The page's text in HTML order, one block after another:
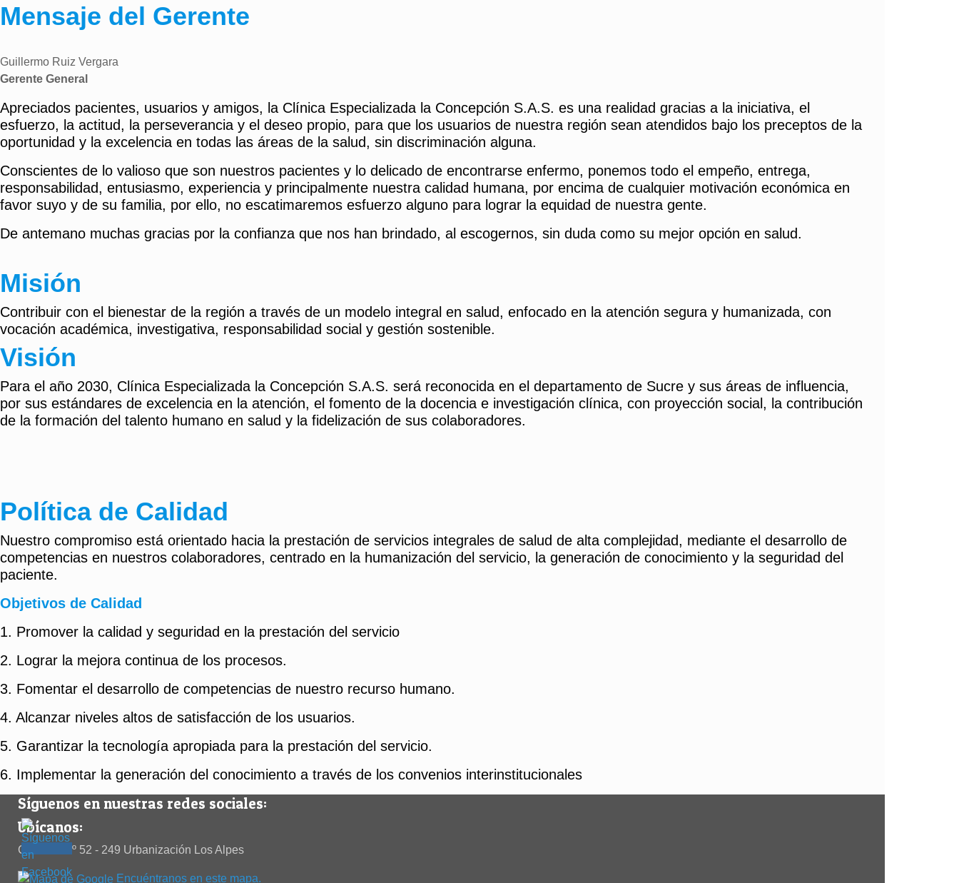
Mensaje del Gerente
Guillermo Ruiz Vergara
Gerente General
Apreciados pacientes, usuarios y amigos, la Clínica Especializada la Concepción S.A.S. es una realidad gracias a la iniciativa, el
esfuerzo, la actitud, la perseverancia y el deseo propio, para que los usuarios de nuestra región sean atendidos bajo los preceptos de la
oportunidad y la excelencia en todas las áreas de la salud, sin discriminación alguna.
Conscientes de lo valioso que son nuestros pacientes y lo delicado de encontrarse enfermo, ponemos todo el empeño, entrega,
responsabilidad, entusiasmo, experiencia y principalmente nuestra calidad humana, por encima de cualquier motivación económica en
favor suyo y de su familia, por ello, no escatimaremos esfuerzo alguno para lograr la equidad de nuestra gente.
De antemano muchas gracias por la confianza que nos han brindado, al escogernos, sin duda como su mejor opción en salud.
Misión
Contribuir con el bienestar de la región a través de un modelo integral en salud, enfocado en la atención segura y humanizada, con
vocación académica, investigativa, responsabilidad social y gestión sostenible.
Visión
Para el año 2030, Clínica Especializada la Concepción S.A.S. será reconocida en el departamento de Sucre y sus áreas de influencia,
por sus estándares de excelencia en la atención, el fomento de la docencia e investigación clínica, con proyección social, la contribución
de la formación del talento humano en salud y la fidelización de sus colaboradores.
Política de Calidad
Nuestro compromiso está orientado hacia la prestación de servicios integrales de salud de alta complejidad, mediante el desarrollo de
competencias en nuestros colaboradores, centrado en la humanización del servicio, la generación de conocimiento y la seguridad del
paciente.
Objetivos de Calidad
1. Promover la calidad y seguridad en la prestación del servicio
2. Lograr la mejora continua de los procesos.
3. Fomentar el desarrollo de competencias de nuestro recurso humano.
4. Alcanzar niveles altos de satisfacción de los usuarios.
5. Garantizar la tecnología apropiada para la prestación del servicio.
6. Implementar la generación del conocimiento a través de los convenios interinstitucionales
Síguenos en nuestras redes sociales:
Ubícanos:
Calle 38 Nº 52 - 249 Urbanización Los Alpes
Encuéntranos en este mapa.